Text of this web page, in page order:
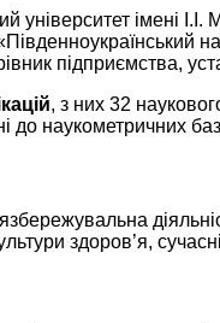
імені І.І.
підприємства,
, з них 32
до наукометричних
здоров’я,